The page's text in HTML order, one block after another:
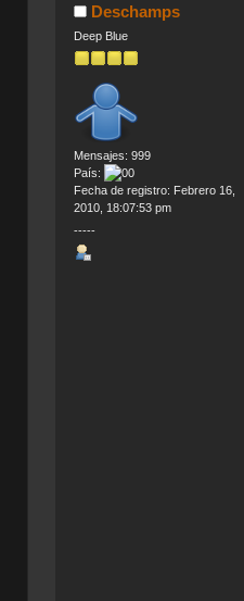
Deschamps
Deep Blue
Mensajes: 999
País:
Fecha de registro: Febrero 16,
2010, 18:07:53 pm
-----